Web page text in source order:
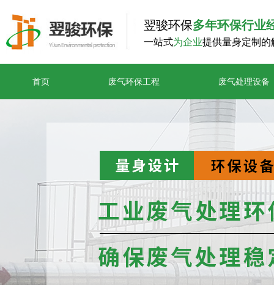
首页 废气环保工程 废气处理设备
翌骏环保多年环保行业
一站式为企业提供量身定制的